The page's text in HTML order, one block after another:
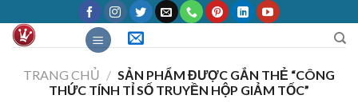
content
TRANG CHỦ / SẢN PHẨM ĐƯỢC GẮN THẺ “CÔNG
THỨC TÍNH TỈ SỐ TRUYỀN HỘP GIẢM TỐC”